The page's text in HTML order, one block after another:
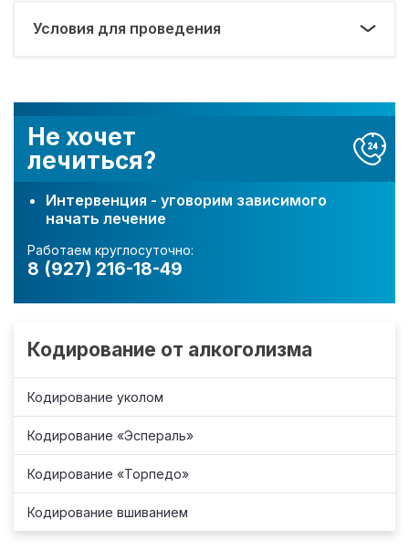
Не хочет
лечиться?
Интервенция - уговорим зависимого
начать лечение
Работаем круглосуточно:
8 (927) 216-18-49
Кодирование от алкоголизма
Кодирование уколом
Кодирование «Эспераль»
Кодирование «Торпедо»
Кодирование вшиванием
Условия для проведения